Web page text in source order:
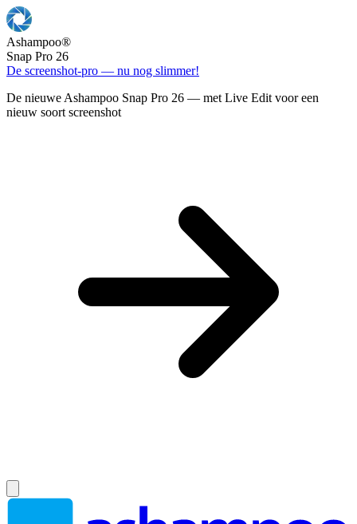
Ashampoo®
Snap Pro 26
De screenshot-pro — nu nog slimmer!
De nieuwe Ashampoo Snap Pro 26 — met Live Edit voor een
nieuw soort screenshot